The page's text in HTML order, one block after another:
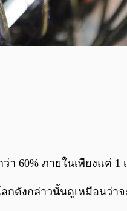
า 60% ภายในเพียงแค่ 1
ดังกล่าวนั้นดูเหมือนว่า